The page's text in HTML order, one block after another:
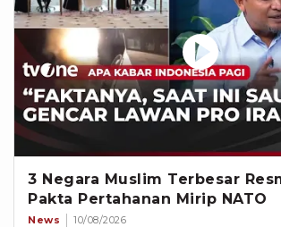
3 Negara Muslim Terbesar
Pakta Pertahanan Mirip NATO
News 10/08/2026